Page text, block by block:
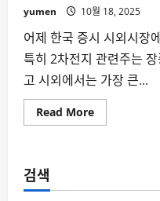
yumen 10월 18, 2025
어제 한국 증시 시외시장
특히 2차전지 관련주는
고 시외에서는 가장 큰...
Read MoreRead
more
폭
검색